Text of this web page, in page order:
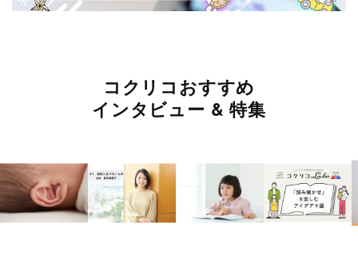
コクリコおすすめ
インタビュー & 特集